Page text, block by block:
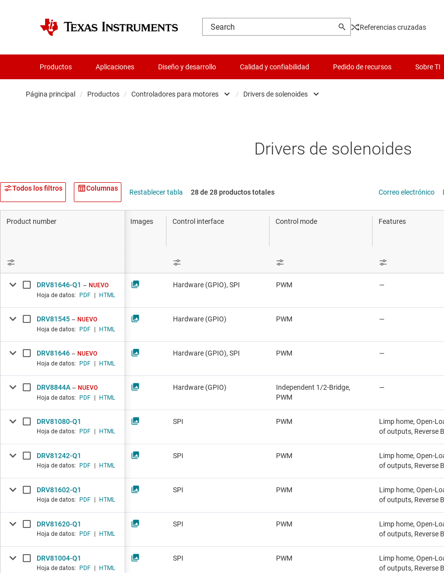
Referencias cruzadas
Productos Aplicaciones Diseño y desarrollo Calidad y confiabilidad Pedido de recursos Sobre TI
Página principal / Productos / Controladores para motores
Productos DLP Sensores
Interruptores y multiplexores
/ Drivers de solenoides
Drivers del lado de tierra
Drivers de solenoides
Todos los filtros Columnas Restablecer tabla 28 de 28 productos totales Correo electrónico
Product number Control mode
Control interface Features
Images
DRV81646-Q1
NUEVO
Hoja de datos:
PDF HTML
DRV81545
NUEVO
Hoja de datos:
PDF HTML
DRV81646
NUEVO
Hoja de datos:
PDF HTML
DRV8844A
NUEVO
Hoja de datos:
PDF HTML
DRV81080-Q1
Hoja de datos: PDF HTML
DRV81242-Q1
Hoja de datos: PDF HTML
DRV81602-Q1
Hoja de datos: PDF HTML
DRV81620-Q1
Hoja de datos: PDF HTML
DRV81004-Q1
Hoja de datos: PDF HTML
Hardware (GPIO), SPI PWM —
Hardware (GPIO) PWM —
Hardware (GPIO), SPI PWM —
Hardware (GPIO)
Independent 1/2-Bridge,
PWM
—
SPI PWM
Limp home, Open-
of outputs, Reverse
SPI PWM
Limp home, Open-
of outputs, Reverse
SPI PWM
Limp home, Open-
of outputs, Reverse
SPI PWM
Limp home, Open-
of outputs, Reverse
SPI PWM
Limp home, Open-
of outputs, Reverse